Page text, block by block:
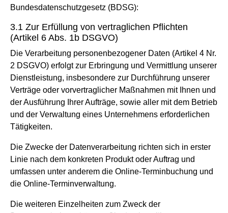
Bundesdatenschutzgesetz (BDSG):
3.1 Zur Erfüllung von vertraglichen Pflichten
(Artikel 6 Abs. 1b DSGVO)
Die Verarbeitung personenbezogener Daten (Artikel 4 Nr.
2 DSGVO) erfolgt zur Erbringung und Vermittlung unserer
Dienstleistung, insbesondere zur Durchführung unserer
Verträge oder vorvertraglicher Maßnahmen mit Ihnen und
der Ausführung Ihrer Aufträge, sowie aller mit dem Betrieb
und der Verwaltung eines Unternehmens erforderlichen
Tätigkeiten.
Die Zwecke der Datenverarbeitung richten sich in erster
Linie nach dem konkreten Produkt oder Auftrag und
umfassen unter anderem die Online-Terminbuchung und
die Online-Terminverwaltung.
Die weiteren Einzelheiten zum Zweck der